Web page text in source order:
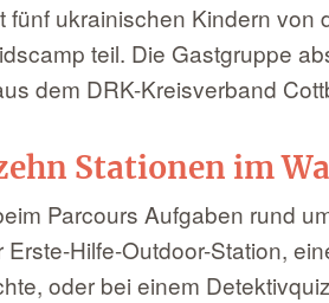
fünf ukrainischen Kindern von
teil. Die Gastgruppe
dem DRK-Kreisverband
Stationen im
Parcours Aufgaben rund
Hilfe-Outdoor-Station,
oder bei einem